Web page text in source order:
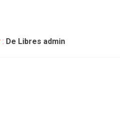
De Libres admin